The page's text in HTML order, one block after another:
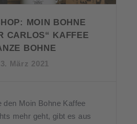
MOIN BOHNE
CARLOS“ KAFFEE
BOHNE
März 2021
den Moin Bohne Kaffee
mehr geht, gibt es aus